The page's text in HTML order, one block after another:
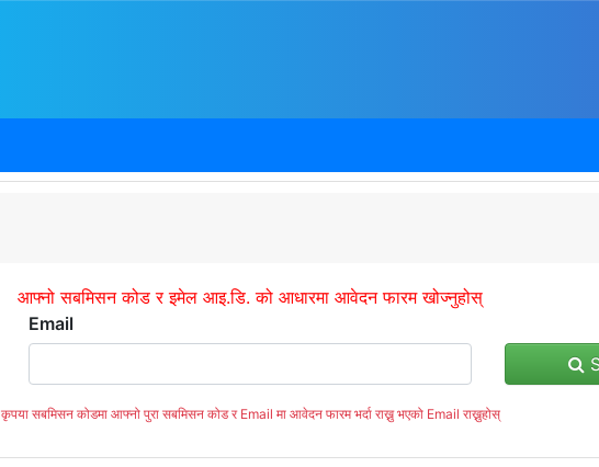
आफ्नो सबमिसन कोड र इमेल आइ.डि. को आधारमा आवेदन फारम खोज्नुहोस्
Email
कृपया सबमिसन कोडमा आफ्नो पुरा सबमिसन कोड र Email मा आवेदन फारम भर्दा राख्नु भएको Email राख्नुहोस्